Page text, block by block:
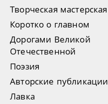
Творческая мастерская
Коротко о главном
Дорогами Великой
Отечественной
Поэзия
Авторские публикации
Лавка